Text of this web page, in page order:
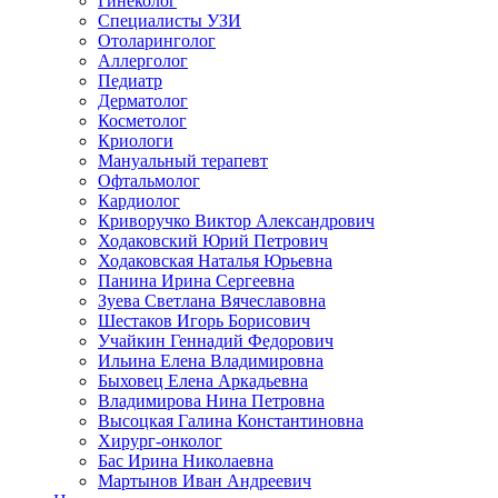
Специалисты УЗИ
Отоларинголог
Аллерголог
Педиатр
Дерматолог
Косметолог
Криологи
Мануальный терапевт
Офтальмолог
Кардиолог
Криворучко Виктор Александрович
Ходаковский Юрий Петрович
Ходаковская Наталья Юрьевна
Панина Ирина Сергеевна
Зуева Светлана Вячеславовна
Шестаков Игорь Борисович
Учайкин Геннадий Федорович
Ильина Елена Владимировна
Быховец Елена Аркадьевна
Владимирова Нина Петровна
Высоцкая Галина Константиновна
Хирург-онколог
Бас Ирина Николаевна
Мартынов Иван Андреевич